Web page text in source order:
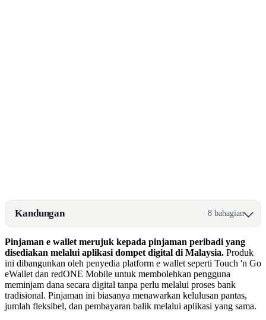
Kandungan 8 bahagian
Pinjaman e wallet merujuk kepada pinjaman peribadi yang
disediakan melalui aplikasi dompet digital di Malaysia. Produk
ini dibangunkan oleh penyedia platform e wallet seperti Touch 'n Go
eWallet dan redONE Mobile untuk membolehkan pengguna
meminjam dana secara digital tanpa perlu melalui proses bank
tradisional. Pinjaman ini biasanya menawarkan kelulusan pantas,
jumlah fleksibel, dan pembayaran balik melalui aplikasi yang sama.